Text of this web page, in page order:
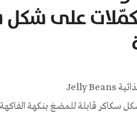
3 مكمّلات